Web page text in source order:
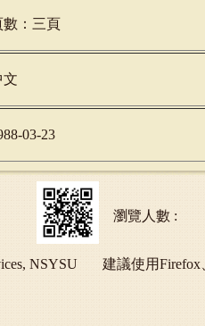
數：三頁
文
03-23
瀏覽人數 :
NSYSU 建議使用Firefox